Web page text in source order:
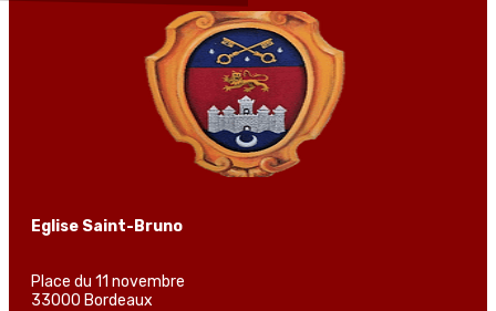
Eglise Saint-Bruno
Place du 11 novembre
33000 Bordeaux